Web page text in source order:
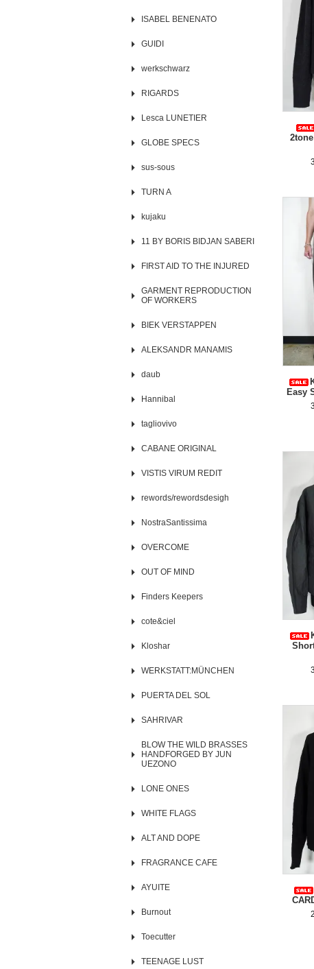
Easy
ISABEL BENENATO
GUIDI
werkschwarz
RIGARDS
Lesca LUNETIER
GLOBE SPECS
sus-sous
TURN A
kujaku
11 BY BORIS BIDJAN SABERI
FIRST AID TO THE INJURED
GARMENT REPRODUCTION
OF WORKERS
BIEK VERSTAPPEN
ALEKSANDR MANAMIS
daub
Hannibal
tagliovivo
CABANE ORIGINAL
VISTIS VIRUM REDIT
rewords/rewordsdesigh
NostraSantissima
OVERCOME
OUT OF MIND
Finders Keepers
cote&ciel
Kloshar
WERKSTATT:MÜNCHEN
PUERTA DEL SOL
SAHRIVAR
BLOW THE WILD BRASSES
HANDFORGED BY JUN
UEZONO
LONE ONES
WHITE FLAGS
ALT AND DOPE
FRAGRANCE CAFE
AYUITE
Burnout
Toecutter
TEENAGE LUST